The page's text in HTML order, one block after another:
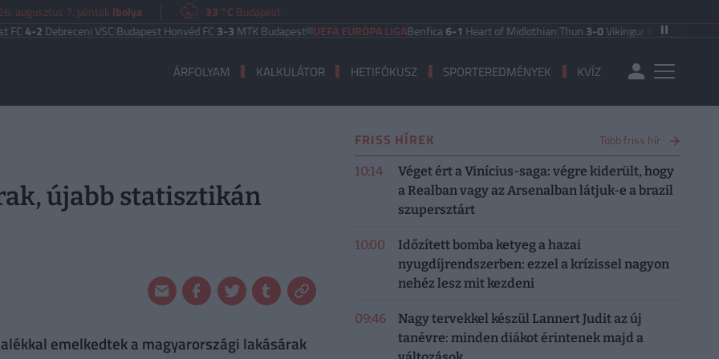
augusztus 7. péntek Ibolya 33 °C Budapest
Debreceni VSC|Budapest Honvéd FC3-3MTK Budapest UEFA EURÓPA LIGABenfica6-1Heart of Midlothian|Thun3-0Vikingur Reykjavik PAOK
ÁRFOLYAM KALKULÁTOR HETIFÓKUSZ SPORTEREDMÉNYEK KVÍZ
újabb statisztikán
emelkedtek a magyarországi lakásárak
FRISS HÍREK Több friss hír
10:14
Véget ért a Vinícius-saga: végre kiderült, hogy
a Realban vagy az Arsenalban látjuk-e a brazil
szupersztárt
10:00
Időzített bomba ketyeg a hazai
nyugdíjrendszerben: ezzel a krízissel nagyon
nehéz lesz mit kezdeni
09:46
Nagy tervekkel készül Lannert Judit az új
tanévre: minden diákot érintenek majd a